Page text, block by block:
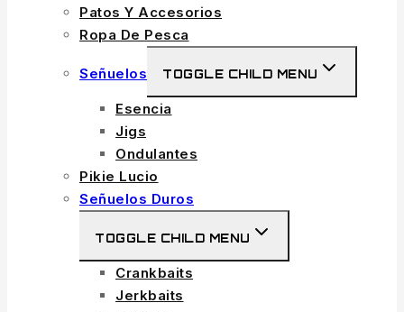
Patos Y Accesorios
Ropa De Pesca
Señuelos TOGGLE CHILD MENU
Esencia
Jigs
Ondulantes
Pikie Lucio
Señuelos Duros
TOGGLE CHILD MENU
Crankbaits
Jerkbaits